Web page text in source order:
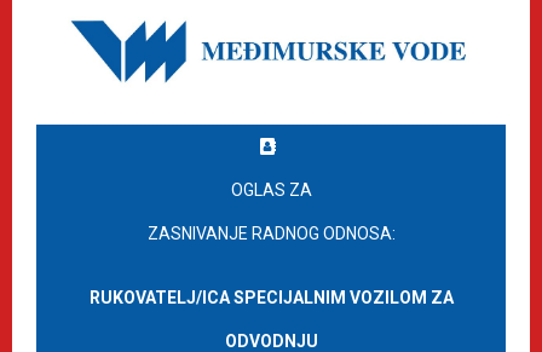
OGLAS ZA
ZASNIVANJE RADNOG ODNOSA:
RUKOVATELJ/ICA SPECIJALNIM VOZILOM ZA
ODVODNJU